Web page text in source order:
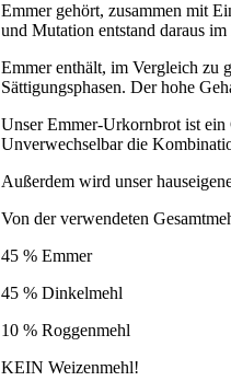
Emmer gehört, zusammen mit
und Mutation entstand daraus
Emmer enthält, im Vergleich zu
Sättigungsphasen. Der hohe
Unser Emmer-Urkornbrot ist ein
Unverwechselbar die
Außerdem wird unser
Von der verwendeten
45 % Emmer
45 % Dinkelmehl
10 % Roggenmehl
KEIN Weizenmehl!